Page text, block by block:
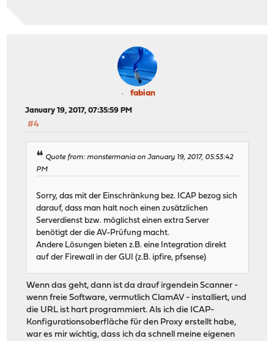
fabian
January 19, 2017, 07:35:59 PM
#4
Quote from: monstermania on January 19, 2017, 05:53:42
PM
Sorry, das mit der Einschränkung bez. ICAP bezog sich
darauf, dass man halt noch einen zusätzlichen
Serverdienst bzw. möglichst einen extra Server
benötigt der die AV-Prüfung macht.
Andere Lösungen bieten z.B. eine Integration direkt
auf der Firewall in der GUI (z.B. ipfire, pfsense)
Wenn das geht, dann ist da drauf irgendein Scanner -
wenn freie Software, vermutlich ClamAV - installiert, und
die URL ist hart programmiert. Als ich die ICAP-
Konfigurationsoberfläche für den Proxy erstellt habe,
war es mir wichtig, dass ich da schnell meine eigenen